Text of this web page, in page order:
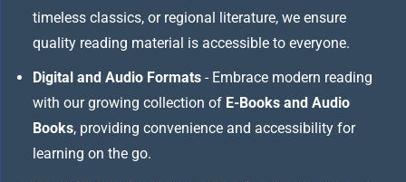
timeless classics, or regional literature, we ensure
quality reading material is accessible to everyone.
Digital and Audio Formats - Embrace modern reading
with our growing collection of E-Books and Audio
Books, providing convenience and accessibility for
learning on the go.